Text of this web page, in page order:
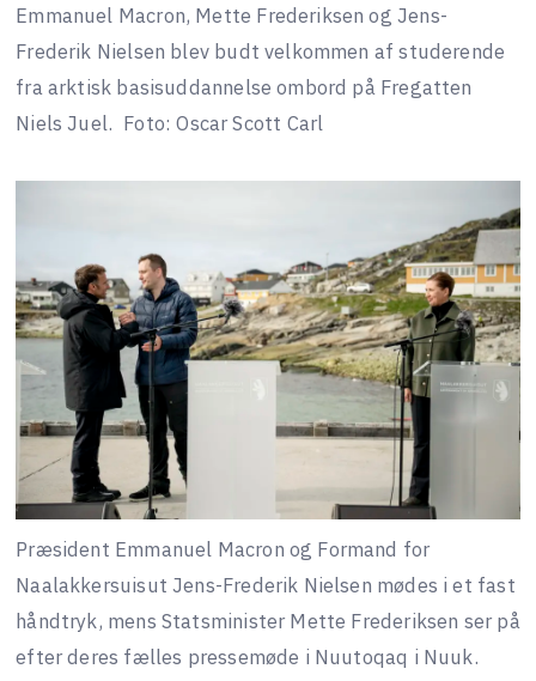
Emmanuel Macron, Mette Frederiksen og Jens-
Frederik Nielsen blev budt velkommen af studerende
fra arktisk basisuddannelse ombord på Fregatten
Niels Juel. Foto: Oscar Scott Carl
Præsident Emmanuel Macron og Formand for
Naalakkersuisut Jens-Frederik Nielsen mødes i et fast
håndtryk, mens Statsminister Mette Frederiksen ser på
efter deres fælles pressemøde i Nuutoqaq i Nuuk.